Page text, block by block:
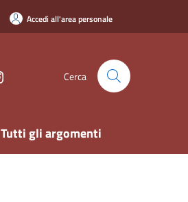
Accedi all'area personale
Cerca
Tutti gli argomenti